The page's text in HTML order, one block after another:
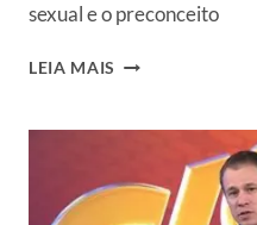
sexual e o preconceito
LEIA MAIS AOS
APRESENTADOR
GLOBO